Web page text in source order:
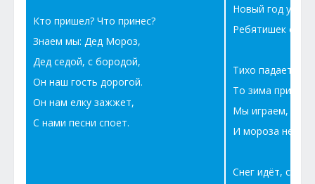
Кто пришел? Что принес?
Знаем мы: Дед Мороз,
Дед седой, с бородой,
Он наш гость дорогой.
Он нам елку зажжет,
С нами песни споет.
Новый год у
Ребятишек елка
Тихо падает
То зима
Мы играем,
И мороза не
Снег идёт, снег